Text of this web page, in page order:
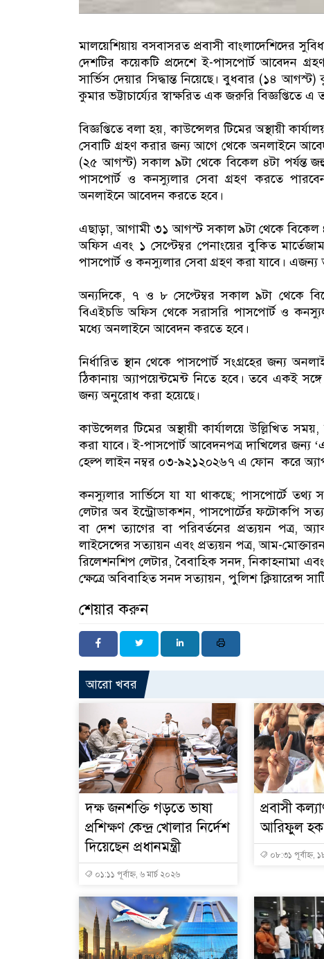
মালয়েশিয়ায় বসবাসরত প্রবাসী বাংলাদেশিদের
দেশটির কয়েকটি প্রদেশে ই-পাসপোর্ট আবেদন
সার্ভিস দেয়ার সিদ্ধান্ত নিয়েছে। বুধবার (১৪
কুমার ভট্টাচার্য্যের স্বাক্ষরিত এক জরুরি বিজ্ঞপ্তিতে
বিজ্ঞপ্তিতে বলা হয়, কাউন্সেলর টিমের অস্থায়ী
সেবাটি গ্রহণ করার জন্য আগে থেকে অনলাইনে
(২৫ আগস্ট) সকাল ৯টা থেকে বিকেল ৪টা পর্যন্ত
পাসপোর্ট ও কনস্যুলার সেবা গ্রহণ করতে
অনলাইনে আবেদন করতে হবে।
এছাড়া, আগামী ৩১ আগস্ট সকাল ৯টা থেকে বিকেল
অফিস এবং ১ সেপ্টেম্বর পেনাংয়ের বুকিত
পাসপোর্ট ও কনস্যুলার সেবা গ্রহণ করা যাবে।
অন্যদিকে, ৭ ও ৮ সেপ্টেম্বর সকাল ৯টা থেকে
বিএইচডি অফিস থেকে সরাসরি পাসপোর্ট ও
মধ্যে অনলাইনে আবেদন করতে হবে।
নির্ধারিত স্থান থেকে পাসপোর্ট সংগ্রহের জন্য
ঠিকানায় অ্যাপয়েন্টমেন্ট নিতে হবে। তবে একই
জন্য অনুরোধ করা হয়েছে।
কাউন্সেলর টিমের অস্থায়ী কার্যালয়ে উল্লিখিত
করা যাবে। ই-পাসপোর্ট আবেদনপত্র দাখিলের জন্য
হেল্প লাইন নম্বর ০৩-৯২১২০২৬৭ এ ফোন করে
কনস্যুলার সার্ভিসে যা যা থাকছে; পাসপোর্টে তথ্য
লেটার অব ইন্ট্রোডাকশন, পাসপোর্টের ফটোকপি
বা দেশ ত্যাগের বা পরিবর্তনের প্রত্যয়ন পত্র,
লাইসেন্সের সত্যায়ন এবং প্রত্যয়ন পত্র, আম-
রিলেশনশিপ লেটার, বৈবাহিক সনদ, নিকাহনামা
ক্ষেত্রে অবিবাহিত সনদ সত্যায়ন, পুলিশ ক্লিয়ারেন্স
শেয়ার করুন
আরো খবর
দক্ষ জনশক্তি গড়তে ভাষা
প্রশিক্ষণ কেন্দ্র খোলার নির্দেশ
দিয়েছেন প্রধানমন্ত্রী
০১:১১ পূর্বাহ্ন, ৬ মার্চ ২০২৬
প্রবাসী
আরিফুল হক
০৮:৩১ পূর্বাহ্ন,